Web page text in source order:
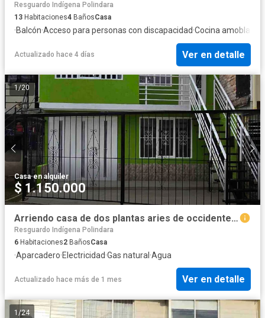
Resguardo Indígena Polindara
13 Habitaciones4 BañosCasa
·Balcón·Acceso para personas con discapacidad·Cocina amoblada
Actualizado hace 4 días Ver en detalle
1/20
Casa·en alquiler
$ 1.150.000
Arriendo casa de dos plantas aries de occidente, Popayán
Resguardo Indígena Polindara
6 Habitaciones2 BañosCasa
·Aparcadero·Electricidad·Gas natural ·Agua
Actualizado hace más de 1 mes Ver en detalle
1 /24